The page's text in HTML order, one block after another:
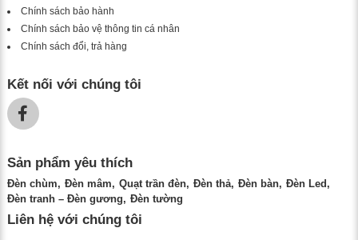
Chính sách bảo hành
Chính sách bảo vệ thông tin cá nhân
Chính sách đổi, trả hàng
Kết nối với chúng tôi
Sản phẩm yêu thích
Đèn chùm Đèn mâm Quạt trần đèn Đèn thả Đèn bàn
Đèn Led
Đèn tranh – Đèn gương
Đèn tường
Liên hệ với chúng tôi